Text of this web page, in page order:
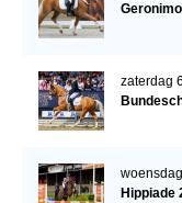
zaterdag
Hippiade